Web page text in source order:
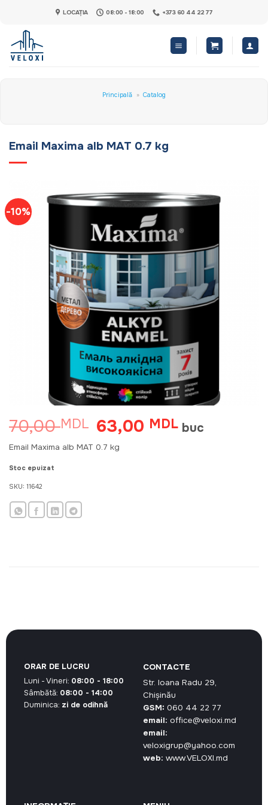
content
LOCAȚIA 08:00 - 18:00 +373 60 44 22 77
Principală » Catalog
Email Maxima alb MAT 0.7 kg
-10%
70,00MDL Prețul
inițial
a
63,00 MDLPrețul
curent
buc
Email Maxima alb MAT 0.7 kg
Stoc epuizat
SKU: 11642
CONTACTE
Str. Ioana Radu 29,
Chișinău
GSM: 060 44 22 77
email: office@veloxi.md
email:
veloxigrup@yahoo.com
web: www.VELOXI.md
ORAR DE LUCRU
Luni - Vineri: 08:00 - 18:00
Sâmbătă: 08:00 - 14:00
Duminica: zi de odihnă